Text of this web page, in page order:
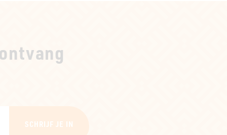
SCHRIJF JE IN